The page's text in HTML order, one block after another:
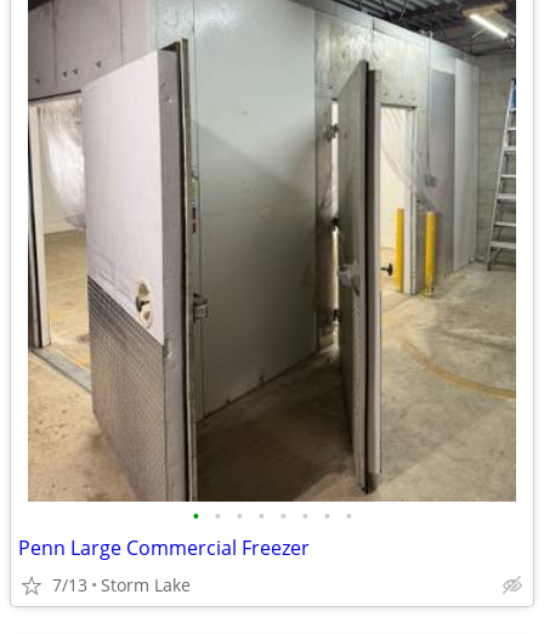
• • • • • • • •
Penn Large Commercial Freezer
7/13 Storm Lake